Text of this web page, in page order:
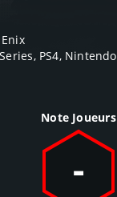
PS4, Nintendo
Note Joueurs
-